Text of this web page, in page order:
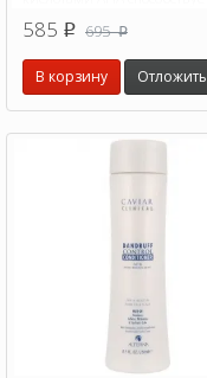
обновлению клеток,
отшелушивают на глубоком
уровне, обладает
антиоксидантным и
противовоспалительным
585 p 695 p
В корзину Отложить